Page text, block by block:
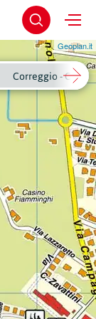
Geoplan.it
Correggio -